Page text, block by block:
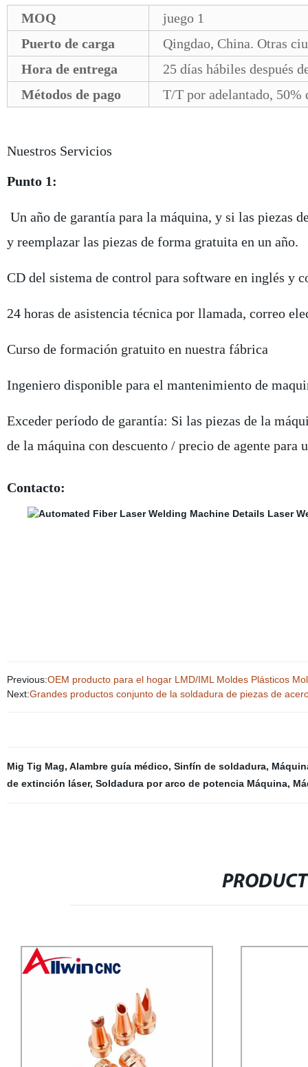
MOQ
juego 1
Puerto de carga
Qingdao, China. Otras
Hora de entrega
25 días hábiles después
Métodos de pago
T/T por adelantado, 50%
Nuestros Servicios
Punto 1:
Un año de garantía para la máquina, y si las piezas
y reemplazar las piezas de forma gratuita en un año.
CD del sistema de control para software en inglés y
24 horas de asistencia técnica por llamada, correo
Curso de formación gratuito en nuestra fábrica
Ingeniero disponible para el mantenimiento de
Exceder período de garantía: Si las piezas de la
de la máquina con descuento / precio de agente para
Contacto:
Previous:OEM producto para el hogar LMD/IML Moldes Plásticos
Next:Grandes productos conjunto de la soldadura de piezas de
Mig Tig Mag, Alambre guía médico, Sinfín de soldadura,
de extinción láser, Soldadura por arco de potencia Máquina,